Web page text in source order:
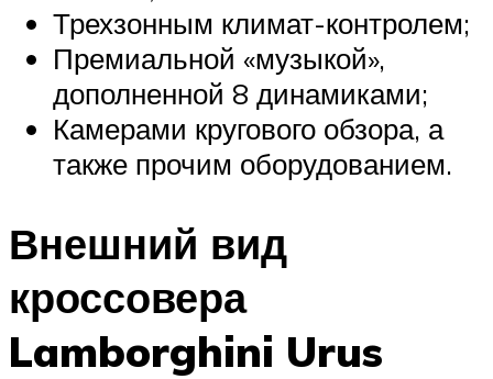
Трехзонным климат-контролем;
Премиальной «музыкой»,
дополненной 8 динамиками;
Камерами кругового обзора, а
также прочим оборудованием.
Внешний вид
кроссовера
Lamborghini Urus